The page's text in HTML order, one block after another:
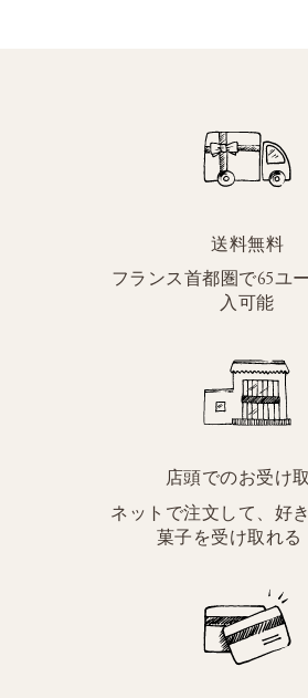
送料無料
フランス首都圏で65ユ
入可能
店頭でのお受け
ネットで注文して、好
菓子を受け取れる